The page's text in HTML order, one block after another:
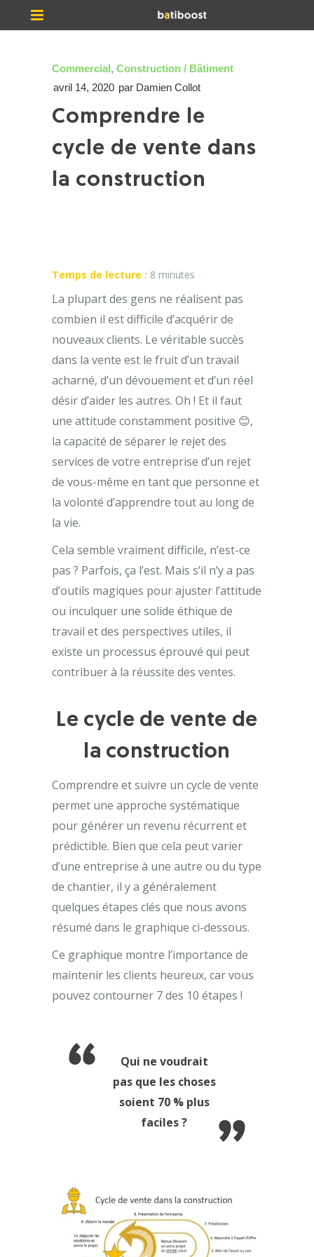
Commercial, Construction / Bâtiment
avril 14, 2020 par Damien Collot
Comprendre le
cycle de vente dans
la construction
Temps de lecture : 8 minutes
La plupart des gens ne réalisent pas
combien il est difficile d’acquérir de
nouveaux clients. Le véritable succès
dans la vente est le fruit d’un travail
acharné, d’un dévouement et d’un réel
désir d’aider les autres. Oh ! Et il faut
une attitude constamment positive 😊,
la capacité de séparer le rejet des
services de votre entreprise d’un rejet
de vous-même en tant que personne et
la volonté d’apprendre tout au long de
la vie.
Cela semble vraiment difficile, n’est-ce
pas ? Parfois, ça l’est. Mais s’il n’y a pas
d’outils magiques pour ajuster l’attitude
ou inculquer une solide éthique de
travail et des perspectives utiles, il
existe un processus éprouvé qui peut
contribuer à la réussite des ventes.
Le cycle de vente de
la construction
Comprendre et suivre un cycle de vente
permet une approche systématique
pour générer un revenu récurrent et
prédictible. Bien que cela peut varier
d’une entreprise à une autre ou du type
de chantier, il y a généralement
quelques étapes clés que nous avons
résumé dans le graphique ci-dessous.
Ce graphique montre l’importance de
maintenir les clients heureux, car vous
pouvez contourner 7 des 10 étapes !
Qui ne voudrait
pas que les choses
soient 70 % plus
faciles ?